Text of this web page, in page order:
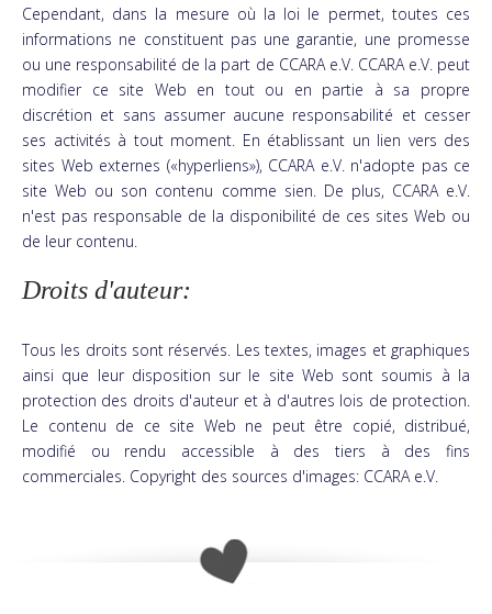
Cependant, dans la mesure où la loi le permet, toutes ces
informations ne constituent pas une garantie, une promesse
ou une responsabilité de la part de CCARA e.V. CCARA e.V. peut
modifier ce site Web en tout ou en partie à sa propre
discrétion et sans assumer aucune responsabilité et cesser
ses activités à tout moment. En établissant un lien vers des
sites Web externes («hyperliens»), CCARA e.V. n'adopte pas ce
site Web ou son contenu comme sien. De plus, CCARA e.V.
n'est pas responsable de la disponibilité de ces sites Web ou
de leur contenu.
Droits d'auteur:
Tous les droits sont réservés. Les textes, images et graphiques
ainsi que leur disposition sur le site Web sont soumis à la
protection des droits d'auteur et à d'autres lois de protection.
Le contenu de ce site Web ne peut être copié, distribué,
modifié ou rendu accessible à des tiers à des fins
commerciales. Copyright des sources d'images: CCARA e.V.